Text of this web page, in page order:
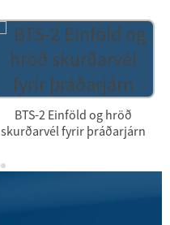
BTS-2 Einföld og hröð
skurðarvél fyrir þráðarjárn